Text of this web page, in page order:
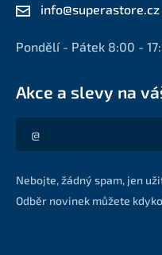
info@superastore.cz
Pondělí - Pátek 8:00 -
Akce a slevy na
Akce a slevy na váš e-mail z
Nebojte, žádný spam, jen
Odběr novinek můžete